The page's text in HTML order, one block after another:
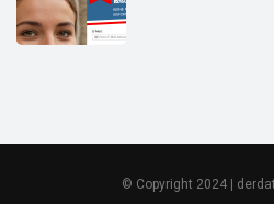
© Copyright 2024 |